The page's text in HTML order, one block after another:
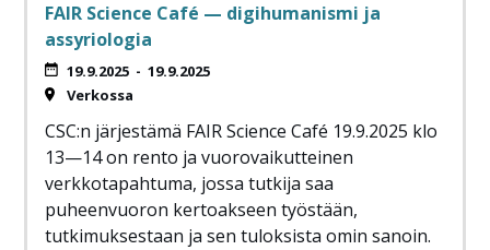
FAIR Science Café — digihumanismi ja
assyriologia
19.9.2025 - 19.9.2025
Verkossa
CSC:n järjestämä FAIR Science Café 19.9.2025 klo
13—14 on rento ja vuorovaikutteinen
verkkotapahtuma, jossa tutkija saa
puheenvuoron kertoakseen työstään,
tutkimuksestaan ja sen tuloksista omin sanoin.